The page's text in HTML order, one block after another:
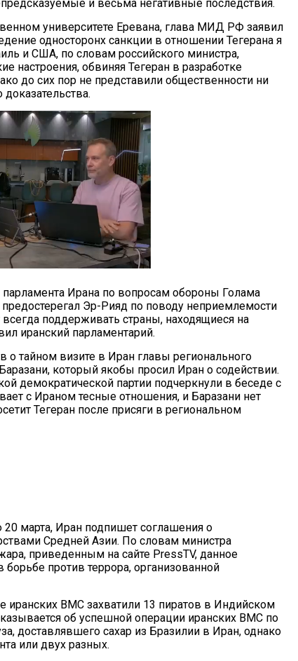
и весьма негативные последствия.
университете Еревана, глава МИД РФ заявил
односторонх санкции в отношении Тегерана я
и США, по словам российского министра,
настроения, обвиняя Тегеран в разработке
до сих пор не представили общественности ни
парламента Ирана по вопросам обороны Голама
Эр-Рияд по поводу неприемлемости
поддерживать страны, находящиеся на
иранский парламентарий.
о тайном визите в Иран главы регионального
который якобы просил Иран о содействии.
демократической партии подчеркнули в беседе с
с Ираном тесные отношения, и Баразани нет
Тегеран после присяги в региональном
марта, Иран подпишет соглашения о
Средней Азии. По словам министра
приведенным на сайте PressTV, данное
против террора, организованной
иранских ВМС захватили 13 пиратов в Индийском
об успешной операции иранских ВМС по
доставлявшего сахар из Бразилии в Иран, однако
или двух разных.